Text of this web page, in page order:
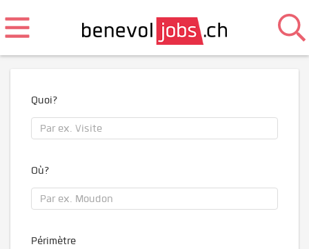
Quoi?
Où?
Périmètre